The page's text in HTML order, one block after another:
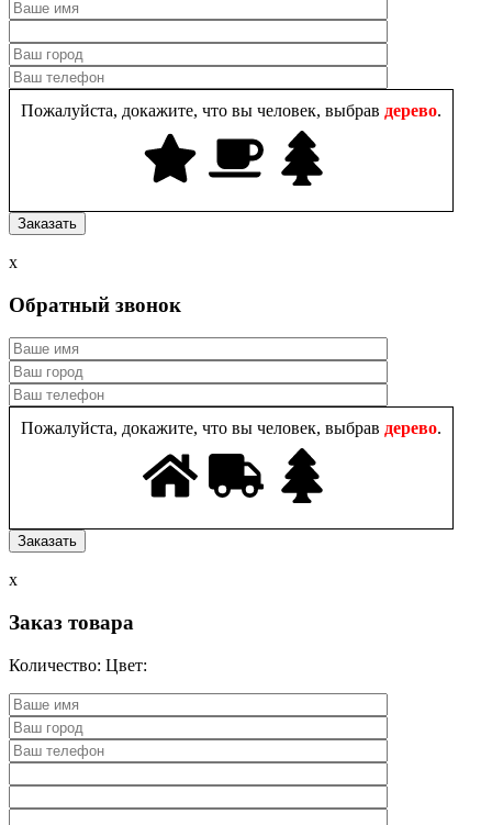
Пожалуйста, докажите, что вы человек, выбрав дерево.
x
Обратный звонок
Пожалуйста, докажите, что вы человек, выбрав дерево.
x
Заказ товара
Количество: Цвет: